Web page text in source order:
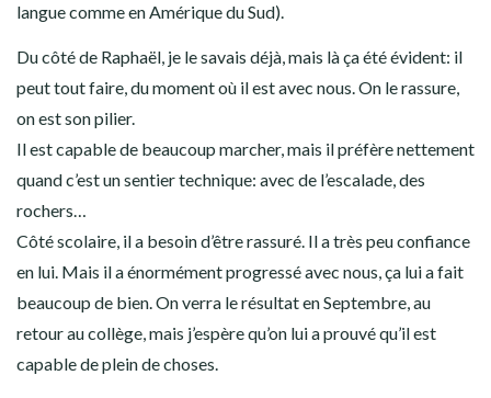
langue comme en Amérique du Sud).
Du côté de Raphaël, je le savais déjà, mais là ça été évident: il
peut tout faire, du moment où il est avec nous. On le rassure,
on est son pilier.
Il est capable de beaucoup marcher, mais il préfère nettement
quand c’est un sentier technique: avec de l’escalade, des
rochers…
Côté scolaire, il a besoin d’être rassuré. Il a très peu confiance
en lui. Mais il a énormément progressé avec nous, ça lui a fait
beaucoup de bien. On verra le résultat en Septembre, au
retour au collège, mais j’espère qu’on lui a prouvé qu’il est
capable de plein de choses.